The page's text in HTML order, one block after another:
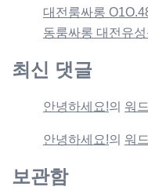
대전룸싸롱
동룸싸롱 대전유
최신 댓글
안녕하세요!의 워
안녕하세요!의 워
보관함